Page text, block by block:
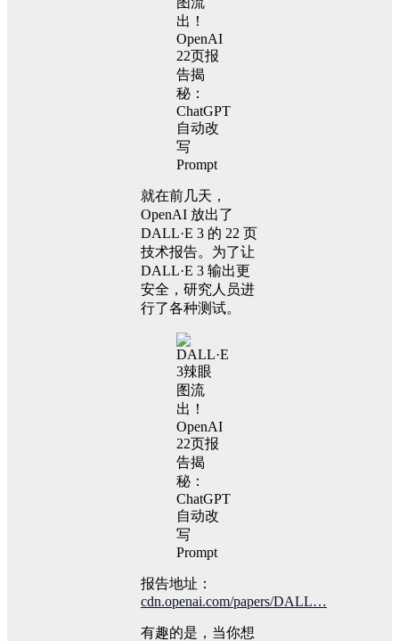
‍就在前几天，
OpenAI 放出了
DALL·E 3 的 22 页
技术报告。为了让
DALL·E 3 输出更
安全，研究人员进
行了各种测试。
报告地址：
cdn.openai.com/papers/DALL…
有趣的是，当你想